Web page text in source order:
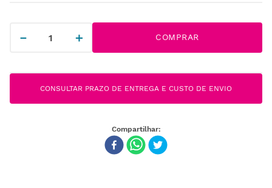
＋
－ COMPRAR
CONSULTAR PRAZO DE ENTREGA E CUSTO DE ENVIO